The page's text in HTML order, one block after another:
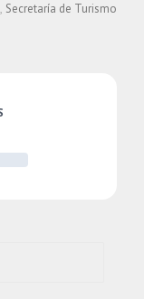
Secretaría de Turismo